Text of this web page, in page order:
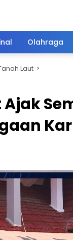
Olahraga
Laut